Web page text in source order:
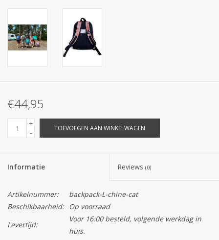
€44,95
+
-
TOEVOEGEN AAN WINKELWAGEN
Informatie Reviews (0)
Artikelnummer:
backpack-L-chine-cat
Beschikbaarheid:
Op voorraad
Levertijd:
Voor 16:00 besteld, volgende werkdag in
huis.